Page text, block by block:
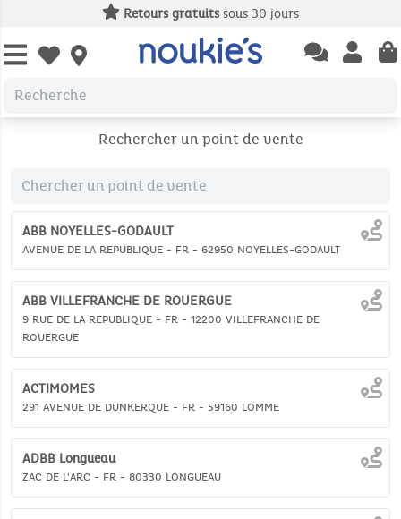
Retours gratuitssous 30 jours
Open wishlist Open
Open
Rechercher un point de vente
ABB NOYELLES-GODAULT
AVENUE DE LA REPUBLIQUE - FR - 62950 NOYELLES-GODAULT
ABB VILLEFRANCHE DE ROUERGUE
9 RUE DE LA REPUBLIQUE - FR - 12200 VILLEFRANCHE DE
ROUERGUE
ACTIMOMES
291 AVENUE DE DUNKERQUE - FR - 59160 LOMME
ADBB Longueau
ZAC DE L'ARC - FR - 80330 LONGUEAU